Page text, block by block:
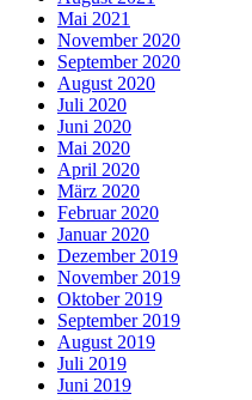
Mai 2021
November 2020
September 2020
August 2020
Juli 2020
Juni 2020
Mai 2020
April 2020
März 2020
Februar 2020
Januar 2020
Dezember 2019
November 2019
Oktober 2019
September 2019
August 2019
Juli 2019
Juni 2019